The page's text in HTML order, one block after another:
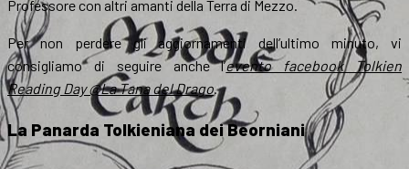
Professore con altri amanti della Terra di Mezzo.
Per non perdere gli aggiornamenti dell’ultimo minuto, vi
consigliamo di seguire anche l’evento facebook Tolkien
Reading Day @La Tana del Drago.
La Panarda Tolkieniana dei Beorniani